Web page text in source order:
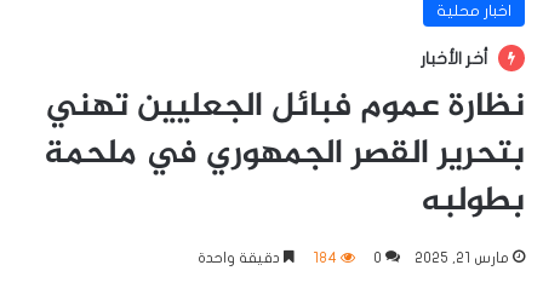
اخبار محلية
أخر الأخبار
نظارة عموم فبائل الجعليين تهني
بتحرير القصر الجمهوري في ملحمة
بطولبه
مارس 21, 2025 0
184 دقيقة واحدة